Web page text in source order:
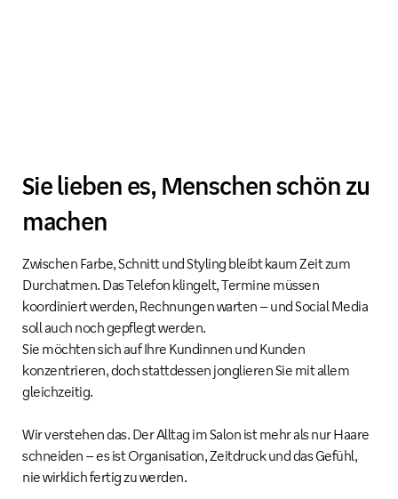
Sie lieben es, Menschen schön zu
machen
Zwischen Farbe, Schnitt und Styling bleibt kaum Zeit zum
Durchatmen. Das Telefon klingelt, Termine müssen
koordiniert werden, Rechnungen warten – und Social Media
soll auch noch gepflegt werden.
Sie möchten sich auf Ihre Kundinnen und Kunden
konzentrieren, doch stattdessen jonglieren Sie mit allem
gleichzeitig.
Wir verstehen das. Der Alltag im Salon ist mehr als nur Haare
schneiden – es ist Organisation, Zeitdruck und das Gefühl,
nie wirklich fertig zu werden.